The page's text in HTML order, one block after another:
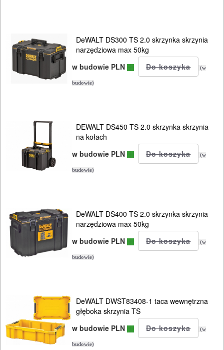
DeWALT
Tstak
system
system
FESTOOL
Sys
Lock
system
MAKITA
system
STANLEY
Tstak
DeWALT DS300 TS 2.0 skrzynka skrzynia
narzędziowa max 50kg
w budowie PLN
(w
budowie)
DEWALT DS450 TS 2.0 skrzynka skrzynia
na kołach
w budowie PLN
(w
budowie)
DeWALT DS400 TS 2.0 skrzynka skrzynia
narzędziowa max 50kg
w budowie PLN
(w
budowie)
DeWALT DWST83408-1 taca wewnętrzna
głęboka skrzynia TS
w budowie PLN
(w
budowie)